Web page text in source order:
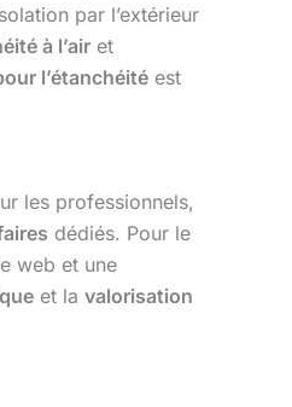
par l’extérieur
à l’air et
l’étanchéité est
les professionnels,
dédiés. Pour le
web et une
et la valorisation